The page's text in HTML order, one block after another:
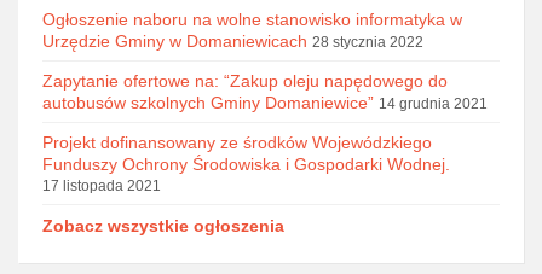
Ogłoszenie naboru na wolne stanowisko informatyka w
Urzędzie Gminy w Domaniewicach 28 stycznia 2022
Zapytanie ofertowe na: “Zakup oleju napędowego do
autobusów szkolnych Gminy Domaniewice” 14 grudnia 2021
Projekt dofinansowany ze środków Wojewódzkiego
Funduszy Ochrony Środowiska i Gospodarki Wodnej.
17 listopada 2021
Zobacz wszystkie ogłoszenia